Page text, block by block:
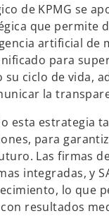
de KPMG se
que permite
artificial de
para
su ciclo de vida,
la
esta estrategia
para
Las firmas
integradas, y
lo que
resultados